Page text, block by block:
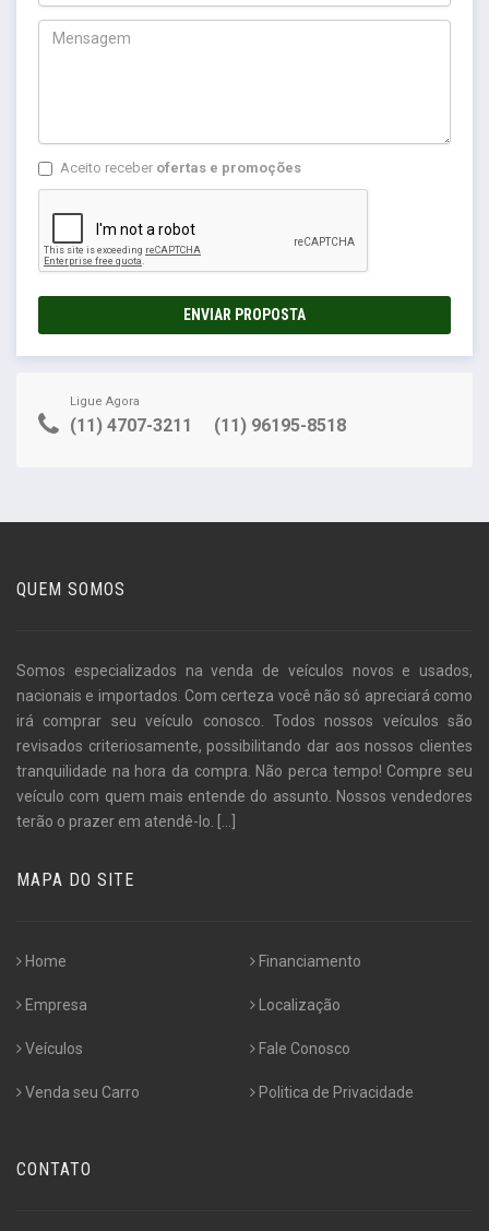
Aceito receber ofertas e promoções
ENVIAR PROPOSTA
Ligue Agora
(11) 4707-3211 (11) 96195-8518
QUEM SOMOS
Somos especializados na venda de veículos novos e usados,
nacionais e importados. Com certeza você não só apreciará como
irá comprar seu veículo conosco. Todos nossos veículos são
revisados criteriosamente, possibilitando dar aos nossos clientes
tranquilidade na hora da compra. Não perca tempo! Compre seu
veículo com quem mais entende do assunto. Nossos vendedores
terão o prazer em atendê-lo. [...]
MAPA DO SITE
Home
Empresa
Veículos
Venda seu Carro
Financiamento
Localização
Fale Conosco
Politica de Privacidade
CONTATO